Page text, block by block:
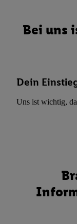
Bei uns
Dein
Uns ist wichtig,